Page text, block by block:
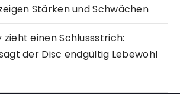
Stärken und Schwächen
zieht einen Schlussstrich:
der Disc endgültig Lebewohl